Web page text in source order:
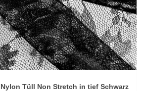
Tüll Non Stretch in tief Schwarz